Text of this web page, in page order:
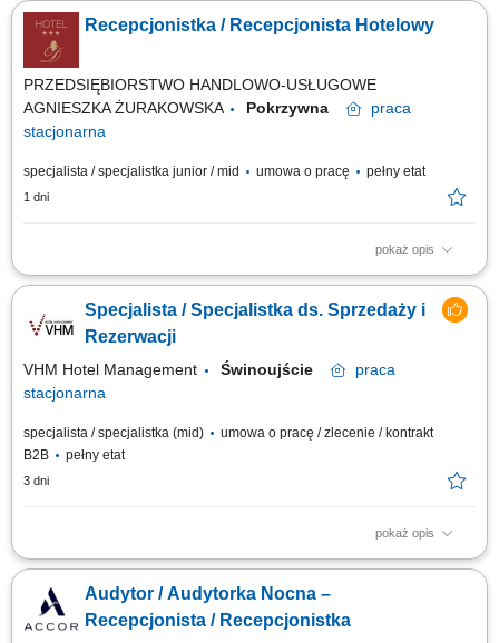
mail, systemy rezerwacyjne) Aktywna sprzedaż usług hotelowych i dbanie
o maksymalizację przychodów; Budowanie długofalowych relacji z
gośćmi, biurami podróży oraz partnerami; Wprowadzanie i aktualizacja
danych w systemie...
Recepcjonistka / Recepcjonista Hotelowy
PRZEDSIĘBIORSTWO HANDLOWO-USŁUGOWE
AGNIESZKA ŻURAKOWSKA
Pokrzywna
praca
stacjonarna
specjalista / specjalistka junior / mid umowa o pracę pełny etat
1 dni
pokaż opis
Co będzie należało do Twoich obowiązków? profesjonalna obsługa Gości
wymeldowywanie Gości, obsługa rezerwacji telefonicznych, mailowych
oraz bezpośrednich, udzielanie informacji o usługach hotelu, restauracji,
Specjalista / Specjalistka ds. Sprzedaży i
Rezerwacji
VHM Hotel Management Świnoujście
praca
stacjonarna
specjalista / specjalistka (mid)
umowa o pracę / zlecenie / kontrakt
B2B
pełny etat
3 dni
pokaż opis
Twoja misja Obsługa rezerwacji: kompleksowe przetwarzanie zapytań i
przez systemy rezerwacyjne). Aktywna sprzedaż: prezentowanie oferty
hotelu, dopasowywanie jej do potrzeb klientów oraz dbanie o
Audytor / Audytorka Nocna –
Recepcjonista / Recepcjonistka